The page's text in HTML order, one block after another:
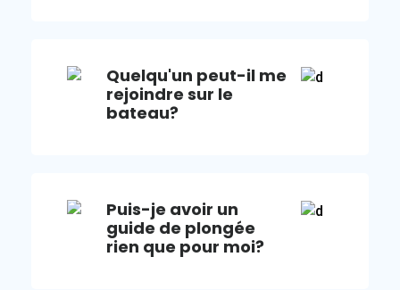
Quelqu'un peut-il me
rejoindre sur le
bateau?
Puis-je avoir un
guide de plongée
rien que pour moi?